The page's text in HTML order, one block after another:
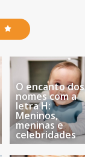
O encanto dos
nomes com a
letra H:
Meninos,
meninas e
celebridades